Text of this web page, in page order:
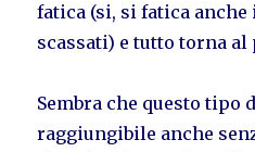
fatica (si, si fatica
scassati) e tutto torna
Sembra che questo tipo
raggiungibile anche